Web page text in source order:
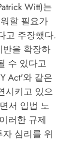
Witt)는
할 필요가
고 주장했다.
을 확장하
수 있다고
Act'와 같은
시키고 있으
서 입법 노
러한 규제
심리를 위